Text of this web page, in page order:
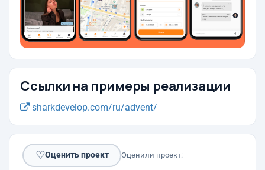
Ссылки на примеры реализации
sharkdevelop.com/ru/advent/
♡Оценить проект Оценили проект: